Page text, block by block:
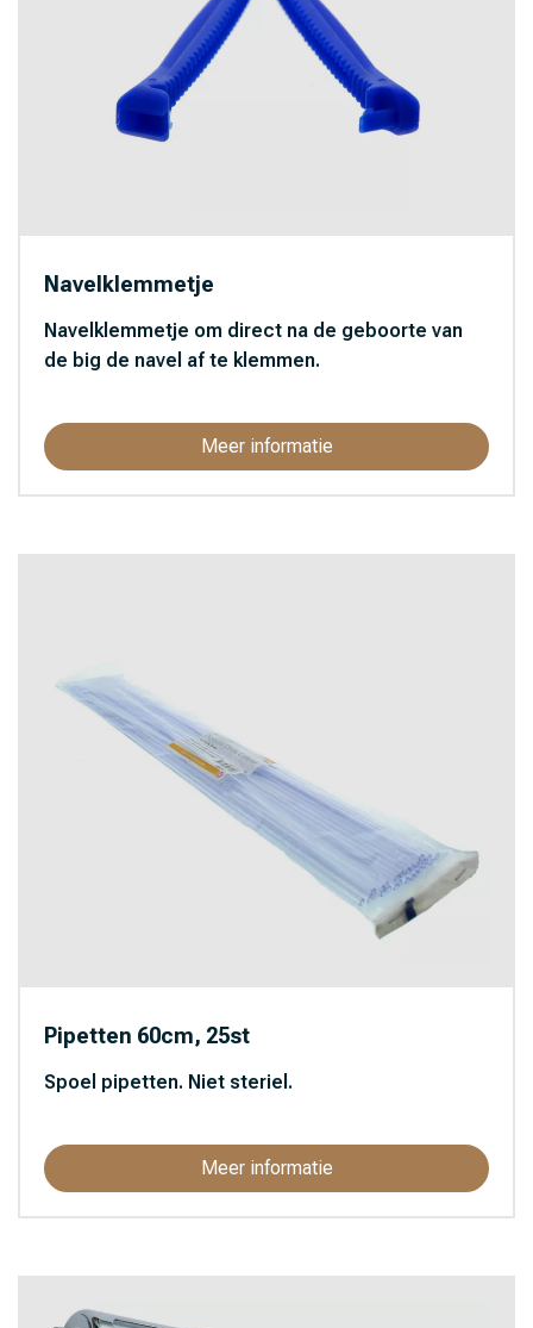
Navelklemmetje
Navelklemmetje om direct na de geboorte van
de big de navel af te klemmen.
Meer informatie
Pipetten 60cm, 25st
Spoel pipetten. Niet steriel.
Meer informatie